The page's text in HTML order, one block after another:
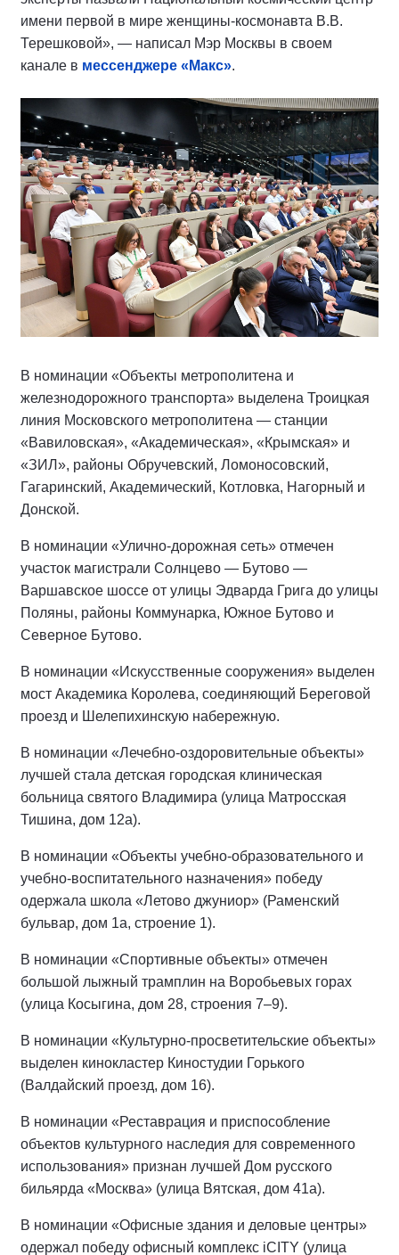
имени первой в мире женщины-космонавта В.В.
Терешковой», — написал Мэр Москвы в своем
канале в мессенджере «Макс».
В номинации «Объекты метрополитена и
железнодорожного транспорта» выделена Троицкая
линия Московского метрополитена — станции
«Вавиловская», «Академическая», «Крымская» и
«ЗИЛ», районы Обручевский, Ломоносовский,
Гагаринский, Академический, Котловка, Нагорный и
Донской.
В номинации «Улично-дорожная сеть» отмечен
участок магистрали Солнцево — Бутово —
Варшавское шоссе от улицы Эдварда Грига до улицы
Поляны, районы Коммунарка, Южное Бутово и
Северное Бутово.
В номинации «Искусственные сооружения» выделен
мост Академика Королева, соединяющий Береговой
проезд и Шелепихинскую набережную.
В номинации «Лечебно-оздоровительные объекты»
лучшей стала детская городская клиническая
больница святого Владимира (улица Матросская
Тишина, дом 12а).
В номинации «Объекты учебно-образовательного и
учебно-воспитательного назначения» победу
одержала школа «Летово джуниор» (Раменский
бульвар, дом 1а, строение 1).
В номинации «Спортивные объекты» отмечен
большой лыжный трамплин на Воробьевых горах
(улица Косыгина, дом 28, строения 7–9).
В номинации «Культурно-просветительские объекты»
выделен кинокластер Киностудии Горького
(Валдайский проезд, дом 16).
В номинации «Реставрация и приспособление
объектов культурного наследия для современного
использования» признан лучшей Дом русского
бильярда «Москва» (улица Вятская, дом 41а).
В номинации «Офисные здания и деловые центры»
одержал победу офисный комплекс iCITY (улица